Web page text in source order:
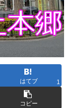
はてブ 1
コピー